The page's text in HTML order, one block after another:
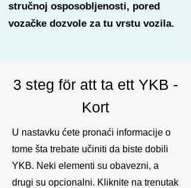
stručnoj osposobljenosti, pored
vozačke dozvole za tu vrstu vozila.
3 steg för att ta ett YKB -
Kort
U nastavku ćete pronaći informacije o
tome šta trebate učiniti da biste dobili
YKB. Neki elementi su obavezni, a
drugi su opcionalni. Kliknite na trenutak